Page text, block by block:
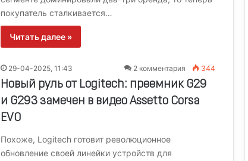
покупатель сталкивается…
Читать далее »
29-04-2025, 11:43 2 комментария 344
Новый руль от Logitech: преемник G29
и G293 замечен в видео Assetto Corsa
EVO
Похоже, Logitech готовит революционное
обновление своей линейки устройств для